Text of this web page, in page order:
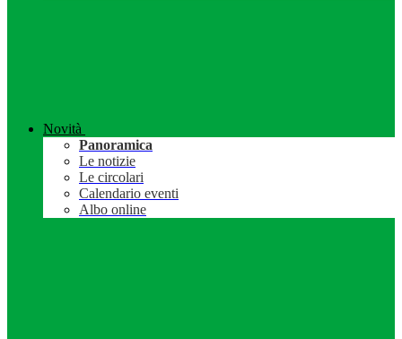
Novità
Panoramica
Le notizie
Le circolari
Calendario eventi
Albo online